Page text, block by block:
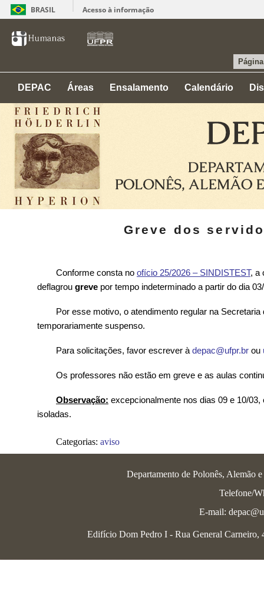
BRASIL Acesso à informação
DEPAC Áreas Ensalamento Calendário
Greve dos
Conforme consta no ofício 25/2026 – SINDISTEST, a
deflagrou greve por tempo indeterminado a partir do dia
Por esse motivo, o atendimento regular na
temporariamente suspenso.
Para solicitações, favor escrever à depac@ufpr.br ou
Os professores não estão em greve e as aulas
Observação: excepcionalmente nos dias 09 e 10/
isoladas.
Categorias: aviso
Departamento de Polonês, Alemão
Telefone/
E-mail:
Edifício Dom Pedro I - Rua General Carneiro,